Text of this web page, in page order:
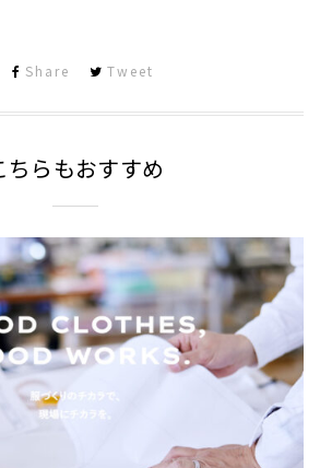
Share Tweet
ちらもおすすめ